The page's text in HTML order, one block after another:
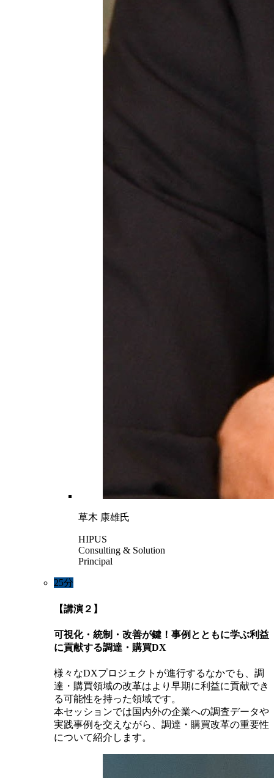
草木 康雄氏
HIPUS
Consulting & Solution
Principal
25分
【講演２】
可視化・統制・改善が鍵！事例とともに学ぶ利益
に貢献する調達・購買DX
様々なDXプロジェクトが進行するなかでも、調
達・購買領域の改革はより早期に利益に貢献でき
る可能性を持った領域です。
本セッションでは国内外の企業への調査データや
実践事例を交えながら、調達・購買改革の重要性
について紹介します。